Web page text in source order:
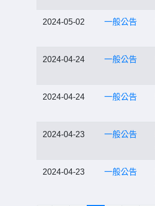
2024-05-02 一般公告
2024-04-24 一般公告
2024-04-24 一般公告
2024-04-23 一般公告
2024-04-23 一般公告